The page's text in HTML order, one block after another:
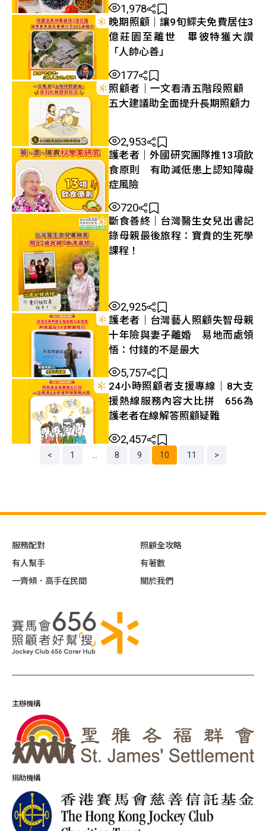
1,978
晚期照顧｜讓9旬鰥夫免費居住3
億莊園至離世 畢彼特獲大讚
「人帥心善」
177
照顧者｜一文看清五階段照顧
五大建議助全面提升長期照顧力
2,953
護老者｜外國研究團隊推13項飲
食原則 有助減低患上認知障礙
症風險
720
斷食善終｜台灣醫生女兒出書記
錄母親最後旅程：寶貴的生死學
課程！
2,925
護老者｜台灣藝人照顧失智母親
十年險與妻子離婚 易地而處領
悟：付錢的不是最大
5,757
24小時照顧者支援專線｜8大支
援熱線服務內容大比拼 656為
護老者在線解答照顧疑難
2,457
航
< 1 ... 8 9 10 11 >
主辦機構
捐助機構
服務配對
有人幫手
一齊傾．高手在民間
照顧全攻略
有著數
關於我們